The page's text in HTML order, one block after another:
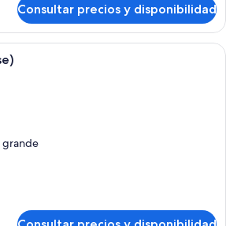
Consultar precios y disponibilidad
Habitación de hotel con cama, una
grande